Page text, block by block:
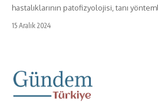
hastalıklarının patofizyolojisi, tanı
15 Aralık 2024